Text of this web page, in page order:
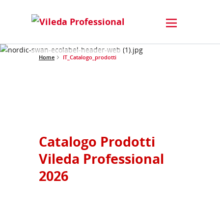
Home IT_Catalogo_prodotti
Catalogo Prodotti
Vileda Professional
2026